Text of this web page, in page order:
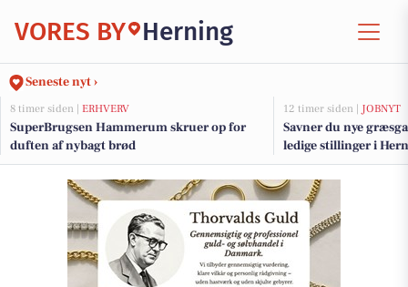
VORES BY Herning
Seneste nyt ›
8 timer siden | ERHVERV
SuperBrugsen Hammerum skruer op for
duften af nybagt brød
12 timer siden | JOBNYT
Savner du nye
ledige stillinger i